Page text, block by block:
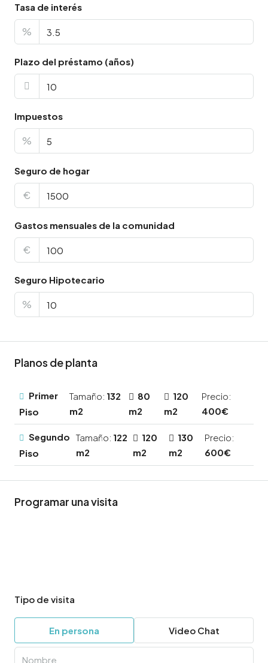
Tasa de interés
%
Plazo del préstamo (años)
Impuestos
%
Seguro de hogar
€
Gastos mensuales de la comunidad
€
Seguro Hipotecario
%
Planos de planta
Primer
Piso
Tamaño: 132
m2
80
m2
120
m2
Precio:
400€
Segundo
Piso
Tamaño: 122
m2
120
m2
130
m2
Precio:
600€
Programar una visita
Tipo de visita
En persona Video Chat